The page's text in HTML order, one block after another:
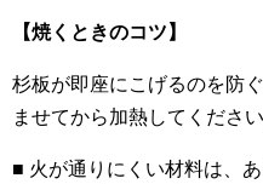
【焼くときのコツ】
杉板が即座にこげるのを防
ませてから加熱してください
■ 火が通りにくい材料は、